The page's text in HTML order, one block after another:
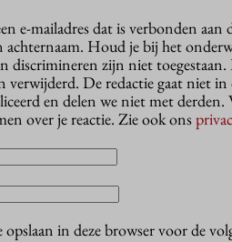
e-mailadres dat is verbonden
Houd je bij het
discrimineren zijn niet
verwijderd. De redactie gaat niet in
en delen we niet met derden.
over je reactie. Zie ook ons
in deze browser voor de